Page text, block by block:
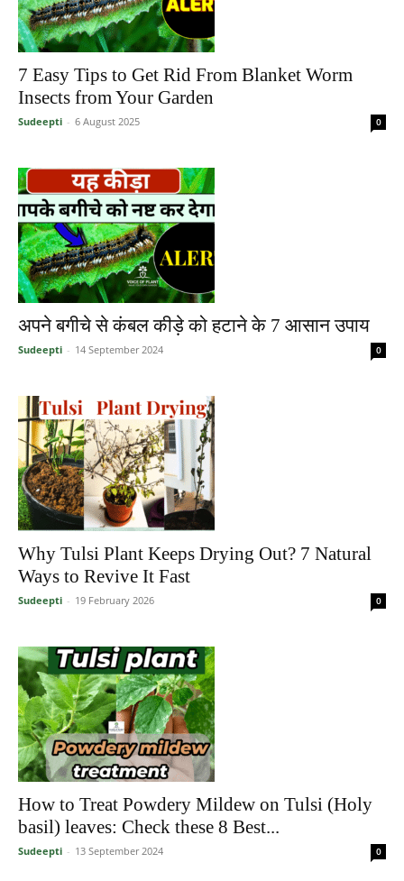
7 Easy Tips to Get Rid From Blanket Worm
Insects from Your Garden
Sudeepti - 6 August 2025 0
अपने बगीचे से कंबल कीड़े को हटाने के 7 आसान उपाय
Sudeepti - 14 September 2024 0
Why Tulsi Plant Keeps Drying Out? 7 Natural
Ways to Revive It Fast
Sudeepti - 19 February 2026 0
How to Treat Powdery Mildew on Tulsi (Holy
basil) leaves: Check these 8 Best...
Sudeepti - 13 September 2024 0